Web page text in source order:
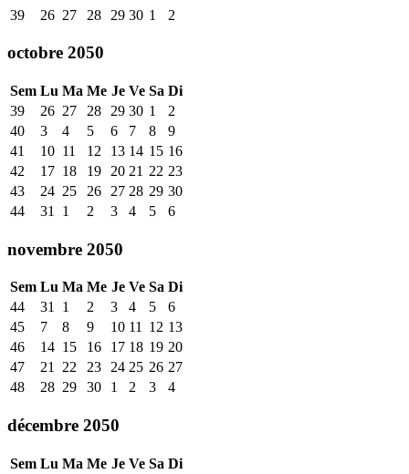
39
26 27 28 29 30 1 2
octobre 2050
Sem Lu Ma Me Je Ve Sa Di
39
26 27 28 29 30 1
2
40
3 4 5 6 7 8
9
41
10 11 12 13 14 15 16
42
17 18 19 20 21 22 23
43
24 25 26 27 28 29 30
44
31 1 2 3 4 5 6
novembre 2050
Sem Lu Ma Me Je Ve Sa Di
44
31 1 2 3 4 5
6
45
7 8 9 10 11 12 13
46
14 15 16 17 18 19 20
47
21 22 23 24 25 26 27
48
28 29 30 1 2 3 4
décembre 2050
Sem Lu Ma Me Je Ve Sa Di